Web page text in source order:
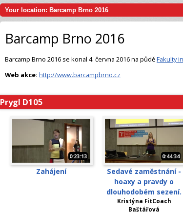
Your location: Barcamp Brno 2016
Barcamp Brno 2016
Barcamp Brno 2016 se konal 4. června 2016 na půděFakulty
Web akce: http://www.barcampbrno.cz
Prygl D105
0:23:13
Zahájení
0:44:34
Sedavé zaměstnání -
hoaxy a pravdy o
dlouhodobém sezení.
Kristýna FitCoach
Baštářová